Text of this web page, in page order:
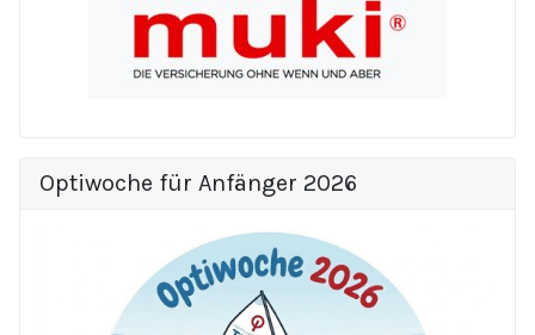
Optiwoche für Anfänger 2026